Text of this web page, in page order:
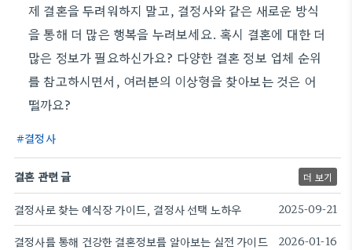
제 결혼을 두려워하지 말고, 결정사와 같은 새로운 방식
을 통해 더 많은 행복을 누려보세요. 혹시 결혼에 대한 더
많은 정보가 필요하신가요? 다양한 결혼 정보 업체 순위
를 참고하시면서, 여러분의 이상형을 찾아보는 것은 어
떨까요?
결정사
결혼 관련 글 더 보기
결정사로 찾는 예식장 가이드, 결정사 선택 노하우 2025-09-21
결정사를 통해 건강한 결혼정보를 알아보는 실전 가이드 2026-01-16